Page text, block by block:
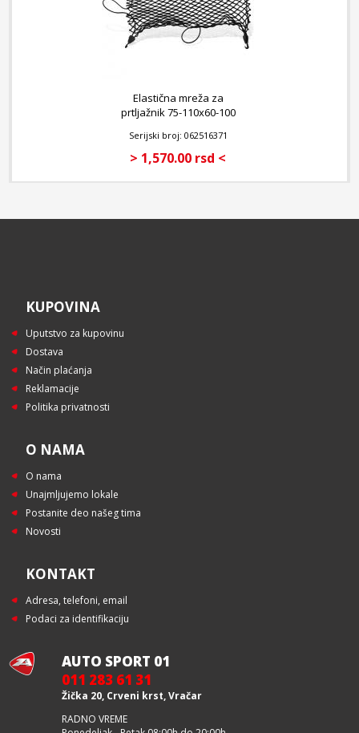
Elastična mreža za
prtljažnik 75-110x60-100
Serijski broj: 062516371
> 1,570.00 rsd <
KUPOVINA
Uputstvo za kupovinu
Dostava
Način plaćanja
Reklamacije
Politika privatnosti
O NAMA
O nama
Unajmljujemo lokale
Postanite deo našeg tima
Novosti
KONTAKT
Adresa, telefoni, email
Podaci za identifikaciju
AUTO SPORT 01
011 283 61 31
Žička 20, Crveni krst, Vračar
RADNO VREME